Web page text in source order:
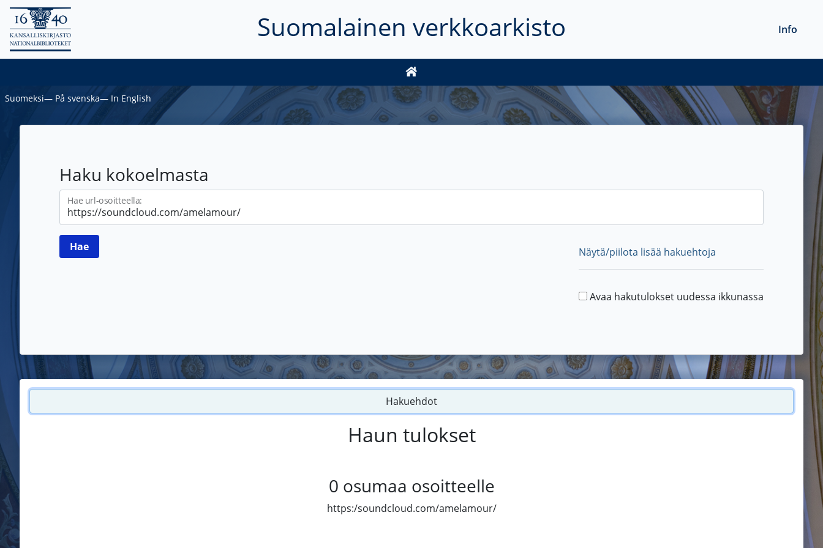
Suomalainen verkkoarkisto Info
Suomeksi― På svenska― In English
Haku kokoelmasta
Hae url-osoitteella:
Näytä/piilota lisää hakuehtoja
Avaa hakutulokset uudessa ikkunassa
Hakuehdot
Haun tulokset
0 osumaa osoitteelle
https:/soundcloud.com/amelamour/